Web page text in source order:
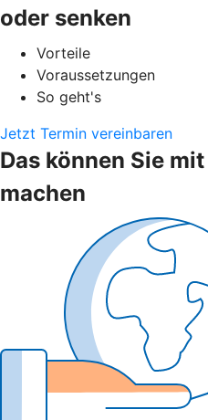
oder senken
Vorteile
Voraussetzungen
So geht's
Jetzt Termin vereinbaren
Das können Sie
machen